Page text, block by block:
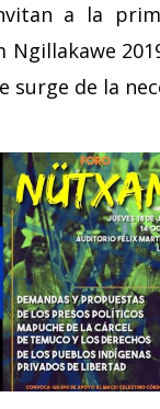
a la
Ngillakawe
surge de la